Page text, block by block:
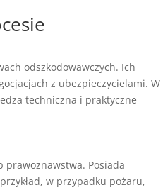
odszkodowawczych. Ich
z ubezpieczycielami. W
techniczna i praktyczne
Posiada
w przypadku pożaru,